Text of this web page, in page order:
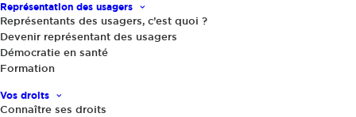
Représentation des usagers
Représentants des usagers, c’est quoi ?
Devenir représentant des usagers
Démocratie en santé
Formation
Vos droits
Connaître ses droits
Maladies neurodégénératives : le
Fonds national pour la démocratie
sanitaire (FNDS) lance un appel à
projets auprès des associations de
patients